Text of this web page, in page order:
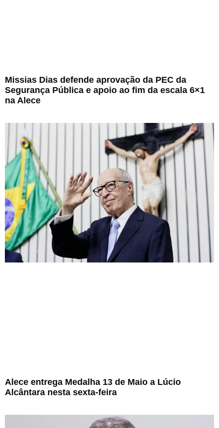
Missias Dias defende aprovação da PEC da
Segurança Pública e apoio ao fim da escala 6×1
na Alece
Alece entrega Medalha 13 de Maio a Lúcio
Alcântara nesta sexta-feira